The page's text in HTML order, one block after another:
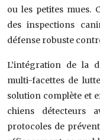
ou les petites mues.
des inspections
défense robuste
L’intégration de la
multi-facettes de
solution complète et
chiens détecteurs
protocoles de